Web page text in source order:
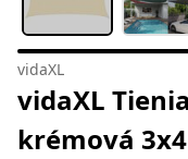
vidaXL
vidaXL
krémová 3x4